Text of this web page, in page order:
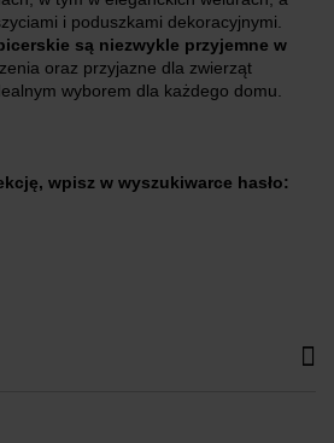
i poduszkami dekoracyjnymi.
są niezwykle przyjemne w
oraz przyjazne dla zwierząt
wyborem dla każdego domu.
wpisz w wyszukiwarce hasło: